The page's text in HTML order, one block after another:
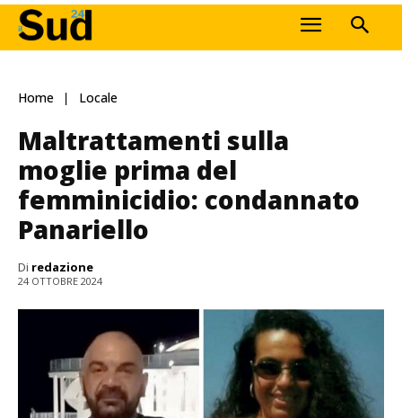
Home Locale
Maltrattamenti sulla
moglie prima del
femminicidio: condannato
Panariello
Di redazione
24 OTTOBRE 2024